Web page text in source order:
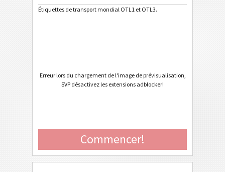
O Odette
Odette OTL 1 (V1Rev4) - Master Mixed
Odette OTL 3 - Generic
Odette OTL 3 - Single / Master
Étiquettes de transport mondial OTL1 et OTL3.
Erreur lors du chargement de l'image de prévisualisation,
SVP désactivez les extensions adblocker!
Commencer!